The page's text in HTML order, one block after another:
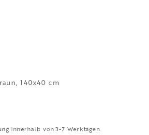
140x40 cm
innerhalb von 3-7 Werktagen.